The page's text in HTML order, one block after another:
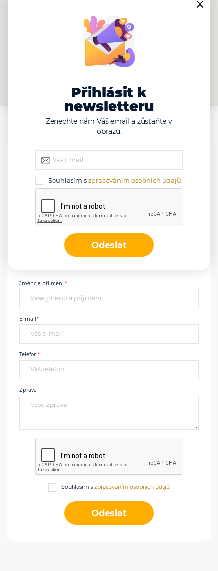
Kontaktujte makléře
Lenka Čajanová
+420 775 565 155
lenkacajanova@oveckaapartneri.cz
Jméno a příjmení
E-mail
Telefon
Zpráva
Souhlasím s zpracováním osobních údajů
Odeslat
Přihlásit k
newsletteru
Zenechte nám Váš email a zůstaňte v
obrazu.
Souhlasím s zpracováním osobních údajů
Odeslat